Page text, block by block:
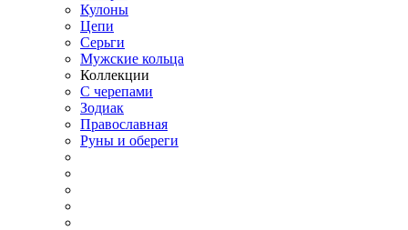
Кулоны
Цепи
Серьги
Мужские кольца
Коллекции
С черепами
Зодиак
Православная
Руны и обереги